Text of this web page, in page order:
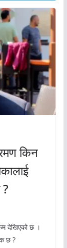
किन
देखिएको छ ।
छ ?